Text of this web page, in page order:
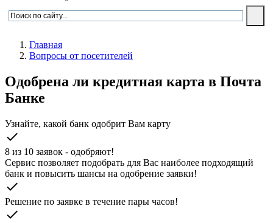
Главная
Вопросы от посетителей
Одобрена ли кредитная карта в Почта
Банке
Узнайте, какой банк одобрит Вам карту
check
8 из 10 заявок - одобряют!
Cервис позволяет подобрать для Вас наиболее подходящий
банк и повысить шансы на одобрение заявки!
check
Решение по заявке в течение пары часов!
check